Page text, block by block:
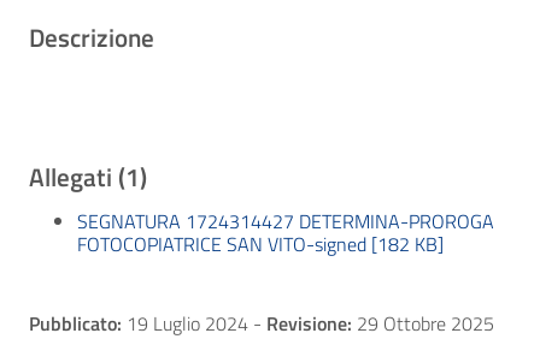
Descrizione
Allegati (1)
SEGNATURA 1724314427 DETERMINA-PROROGA
FOTOCOPIATRICE SAN VITO-signed [182 KB]
Pubblicato: 19 Luglio 2024 - Revisione: 29 Ottobre 2025